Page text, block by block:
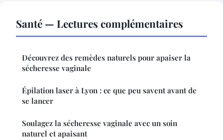
Santé — Lectures complémentaires
Découvrez des remèdes naturels pour apaiser la
sécheresse vaginale
Épilation laser à Lyon : ce que peu savent avant de
se lancer
Soulagez la sécheresse vaginale avec un soin
naturel et apaisant